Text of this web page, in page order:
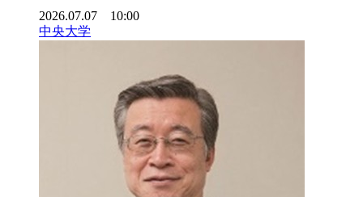
2026.07.07 10:00
中央大学